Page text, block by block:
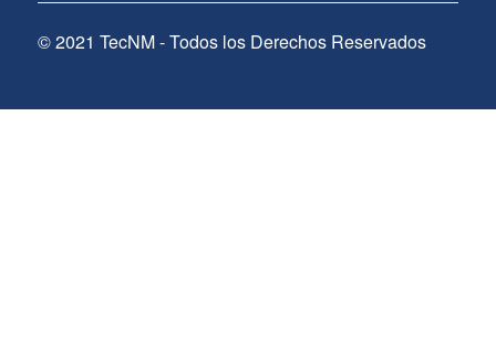
© 2021 TecNM - Todos los Derechos Reservados